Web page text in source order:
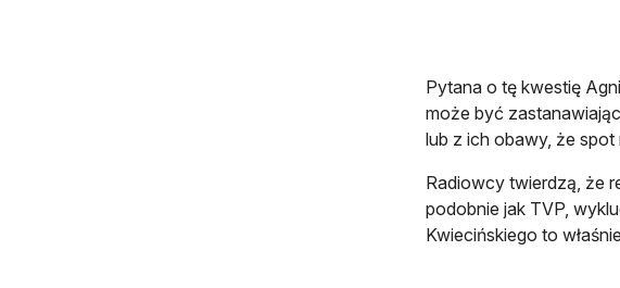
Pytana o tę kwestię
może być
lub z ich obawy, że
Radiowcy twierdzą, że
podobnie jak TVP,
Kwiecińskiego to